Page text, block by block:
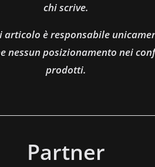
chi scrive.
è responsabile
nessun posizionamento nei
prodotti.
Partner